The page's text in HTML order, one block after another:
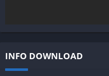
INFO DOWNLOAD